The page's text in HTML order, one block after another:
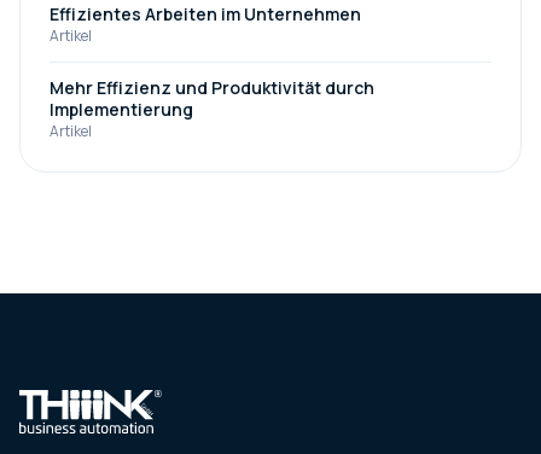
Effizientes Arbeiten im Unternehmen
Artikel
Mehr Effizienz und Produktivität durch
Implementierung
Artikel